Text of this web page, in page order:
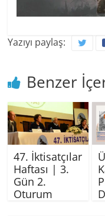
Yazıyı paylaş:
Benzer
47. İktisatçılar
Haftası | 3.
Gün 2.
Oturum